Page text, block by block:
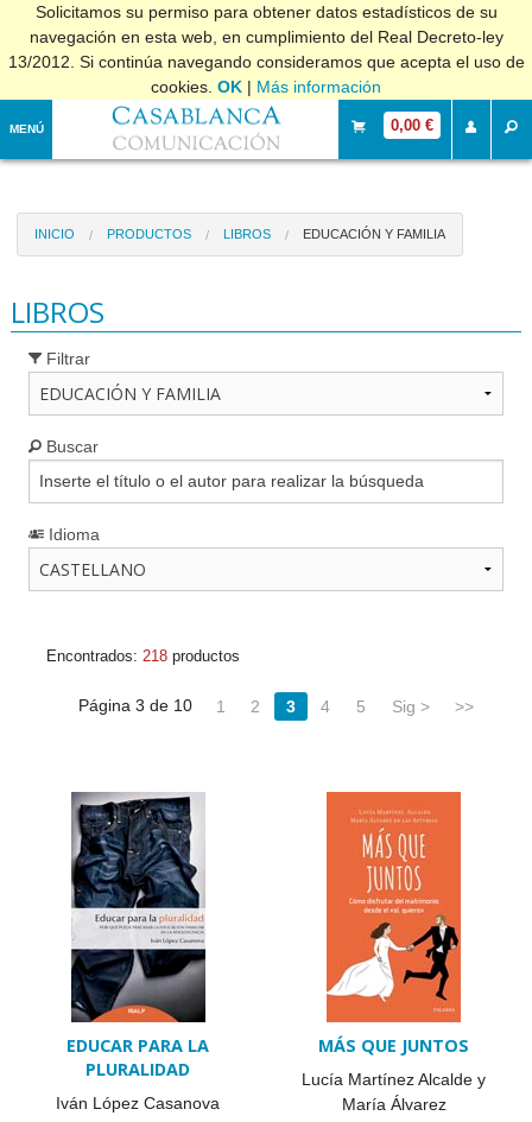
Solicitamos su permiso para obtener datos estadísticos de su
navegación en esta web, en cumplimiento del Real Decreto-ley
13/2012. Si continúa navegando consideramos que acepta el uso de
cookies. OK | Más información
MENÚ 0,00 €
INICIO PRODUCTOS LIBROS EDUCACIÓN Y FAMILIA
LIBROS
Filtrar
Buscar
Idioma
Encontrados: 218productos
Página 3 de 10 1 2 3 4 5 Sig > >>
EDUCAR PARA LA
PLURALIDAD
Iván López Casanova
MÁS QUE JUNTOS
Lucía Martínez Alcalde y
María Álvarez